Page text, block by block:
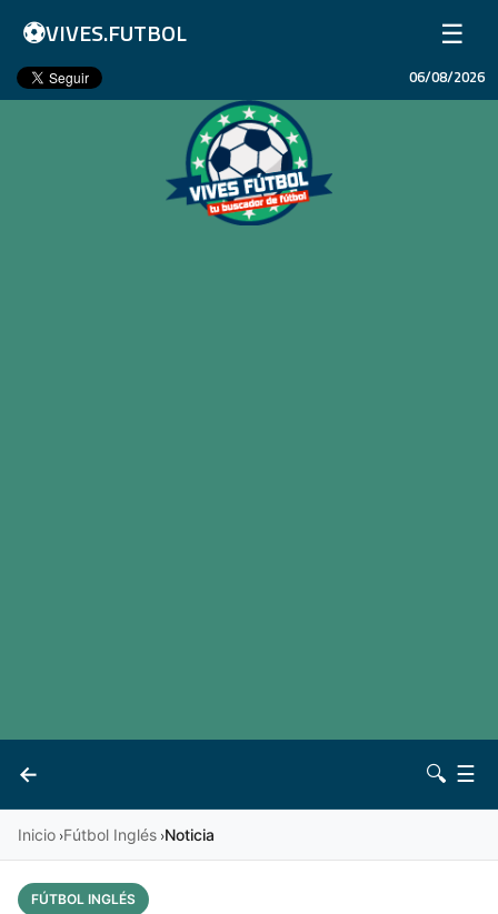
⚽VIVES.FUTBOL ☰
Inicio
06/08/2026
←
Vives 🔍 ☰
Inicio ›Fútbol Inglés ›Noticia
FÚTBOL INGLÉS